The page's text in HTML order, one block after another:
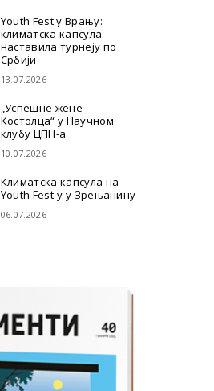
Youth Fest у Врању:
климатска капсула
наставила турнеју по
Србији
13.07.2026
„Успешне жене
Костолца“ у Научном
клубу ЦПН-а
10.07.2026
Климатска капсула на
Youth Fest-у у Зрењанину
06.07.2026